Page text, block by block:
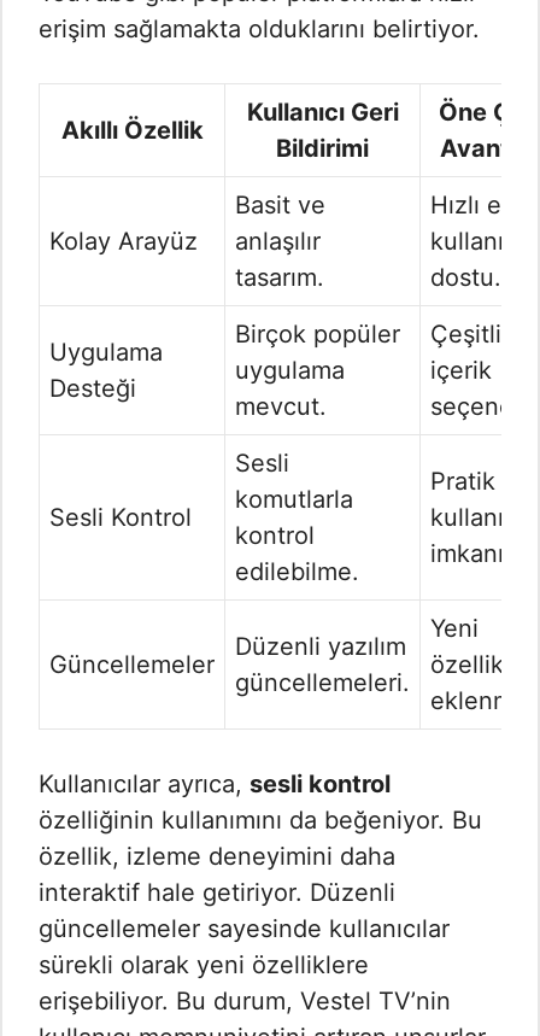
erişim sağlamakta olduklarını belirtiyor.
Akıllı Özellik
Kullanıcı Geri
Bildirimi
Öne
Kolay Arayüz
Basit ve
anlaşılır
tasarım.
Hızlı
kullanıcı
dostu.
Uygulama
Desteği
Birçok popüler
uygulama
mevcut.
Çeşitli
içerik
Sesli Kontrol
Sesli
komutlarla
kontrol
edilebilme.
Pratik
kullanım
imkanı.
Güncellemeler
Düzenli yazılım
güncellemeleri.
Yeni
Kullanıcılar ayrıca, sesli kontrol
özelliğinin kullanımını da beğeniyor. Bu
özellik, izleme deneyimini daha
interaktif hale getiriyor. Düzenli
güncellemeler sayesinde kullanıcılar
sürekli olarak yeni özelliklere
erişebiliyor. Bu durum, Vestel TV’nin